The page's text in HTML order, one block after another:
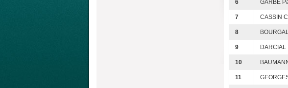
6 GARBE
7 CASSIN
8
9 DARCIAL
10
11